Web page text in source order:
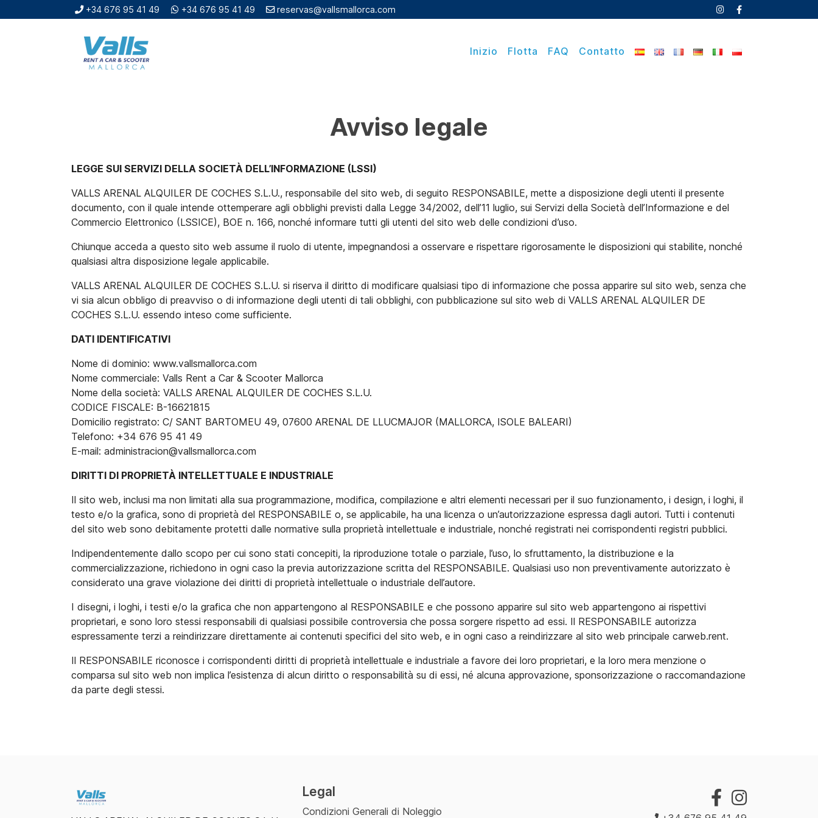
+34 676 95 41 49 +34 676 95 41 49 reservas@vallsmallorca.com
Inizio Flotta FAQ Contatto
Avviso legale
LEGGE SUI SERVIZI DELLA SOCIETÀ DELL’INFORMAZIONE (LSSI)
VALLS ARENAL ALQUILER DE COCHES S.L.U., responsabile del sito web, di seguito RESPONSABILE, mette a disposizione degli utenti il ​​presente
documento, con il quale intende ottemperare agli obblighi previsti dalla Legge 34/2002, dell’11 luglio, sui Servizi della Società dell’Informazione e del
Commercio Elettronico (LSSICE), BOE n. 166, nonché informare tutti gli utenti del sito web delle condizioni d’uso.
Chiunque acceda a questo sito web assume il ruolo di utente, impegnandosi a osservare e rispettare rigorosamente le disposizioni qui stabilite, nonché
qualsiasi altra disposizione legale applicabile.
VALLS ARENAL ALQUILER DE COCHES S.L.U. si riserva il diritto di modificare qualsiasi tipo di informazione che possa apparire sul sito web, senza che
vi sia alcun obbligo di preavviso o di informazione degli utenti di tali obblighi, con pubblicazione sul sito web di VALLS ARENAL ALQUILER DE
COCHES S.L.U. essendo inteso come sufficiente.
DATI IDENTIFICATIVI
Nome di dominio: www.vallsmallorca.com
Nome commerciale: Valls Rent a Car & Scooter Mallorca
Nome della società: VALLS ARENAL ALQUILER DE COCHES S.L.U.
CODICE FISCALE: B-16621815
Domicilio registrato: C/ SANT BARTOMEU 49, 07600 ARENAL DE LLUCMAJOR (MALLORCA, ISOLE BALEARI)
Telefono: +34 676 95 41 49
E-mail: administracion@vallsmallorca.com
DIRITTI DI PROPRIETÀ INTELLETTUALE E INDUSTRIALE
Il sito web, inclusi ma non limitati alla sua programmazione, modifica, compilazione e altri elementi necessari per il suo funzionamento, i design, i loghi, il
testo e/o la grafica, sono di proprietà del RESPONSABILE o, se applicabile, ha una licenza o un’autorizzazione espressa dagli autori. Tutti i contenuti
del sito web sono debitamente protetti dalle normative sulla proprietà intellettuale e industriale, nonché registrati nei corrispondenti registri pubblici.
Indipendentemente dallo scopo per cui sono stati concepiti, la riproduzione totale o parziale, l’uso, lo sfruttamento, la distribuzione e la
commercializzazione, richiedono in ogni caso la previa autorizzazione scritta del RESPONSABILE. Qualsiasi uso non preventivamente autorizzato è
considerato una grave violazione dei diritti di proprietà intellettuale o industriale dell’autore.
I disegni, i loghi, i testi e/o la grafica che non appartengono al RESPONSABILE e che possono apparire sul sito web appartengono ai rispettivi
proprietari, e sono loro stessi responsabili di qualsiasi possibile controversia che possa sorgere rispetto ad essi. Il RESPONSABILE autorizza
espressamente terzi a reindirizzare direttamente ai contenuti specifici del sito web, e in ogni caso a reindirizzare al sito web principale carweb.rent.
Il RESPONSABILE riconosce i corrispondenti diritti di proprietà intellettuale e industriale a favore dei loro proprietari, e la loro mera menzione o
comparsa sul sito web non implica l’esistenza di alcun diritto o responsabilità su di essi, né alcuna approvazione, sponsorizzazione o raccomandazione
da parte degli stessi.
Legal
Condizioni Generali di Noleggio